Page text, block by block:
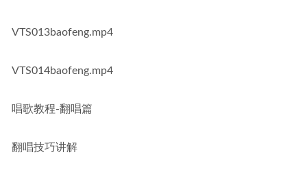
VTS013baofeng.mp4
VTS014baofeng.mp4
唱歌教程-翻唱篇
翻唱技巧讲解